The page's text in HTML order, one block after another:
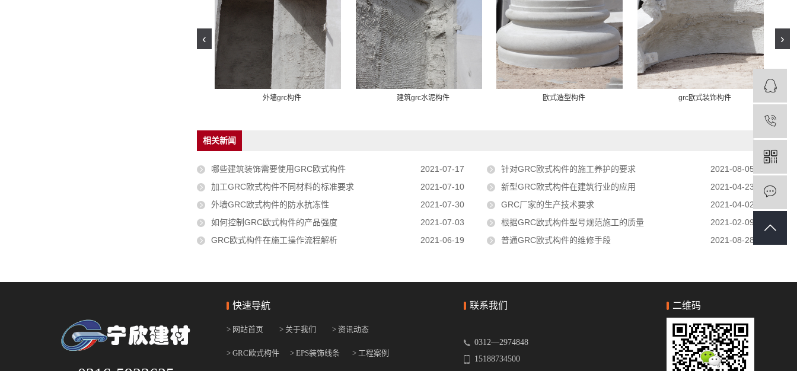
外墙grc构件 建筑grc水泥构件 欧式造型构件 grc欧式装饰构件
‹ ›
相关新闻
哪些建筑装饰需要使用GRC欧式构件 2021-07-17 针对GRC欧式构件的施工养护的要求
2021-08-05
加工GRC欧式构件不同材料的标准要求
2021-07-10 新型GRC欧式构件在建筑行业的应用
2021-04-23
外墙GRC欧式构件的防水抗冻性
2021-07-30 GRC厂家的生产技术要求
2021-04-02
如何控制GRC欧式构件的产品强度
2021-07-03 根据GRC欧式构件型号规范施工的质量
2021-02-09
GRC欧式构件在施工操作流程解析
2021-06-19 普通GRC欧式构件的维修手段 2021-08-28
快速导航
> 网站首页 > 关于我们 > 资讯动态
> GRC欧式构件 > EPS装饰线条 > 工程案例
联系我们
0312—2974848
15188734500
二维码